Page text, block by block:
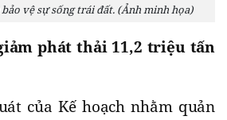
vệ sự sống trái đất. (Ảnh minh họa)
phát thải 11,2 triệu tấn
của Kế hoạch nhằm quản